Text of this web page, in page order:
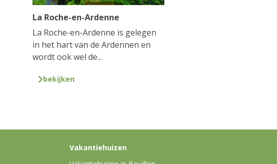
La Roche-en-Ardenne
La Roche-en-Ardenne is gelegen
in het hart van de Ardennen en
wordt ook wel de...
bekijken
Vakantiehuizen